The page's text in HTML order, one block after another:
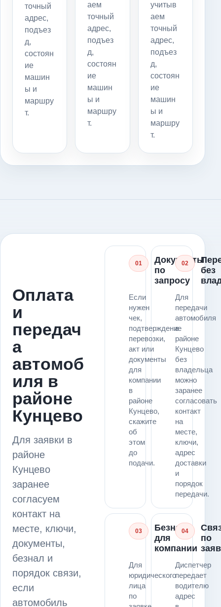
точный
адрес,
подъез
д,
состоян
ие
машин
ы и
маршру
т.
аем
точный
адрес,
подъез
д,
состоян
ие
машин
ы и
маршру
т.
учитыв
аем
точный
адрес,
подъез
д,
состоян
ие
машин
ы и
маршру
т.
Оплата
и
передач
а
автомоб
иля в
районе
Кунцево
Для заявки в
районе
Кунцево
заранее
согласуем
контакт на
месте, ключи,
документы,
безнал и
порядок связи,
если
автомобиль
01
Документы
по
запросу
Если
нужен
чек,
подтверждение
перевозки,
акт или
документы
для
компании
в
районе
Кунцево,
скажите
об
этом
до
подачи.
02
без
Для
передачи
автомобиля
в
районе
Кунцево
без
владельца
можно
заранее
согласовать
контакт
на
месте,
ключи,
адрес
доставки
и
порядок
передачи.
03
Безнал
для
компании
Для
юридического
лица
по
04
по
Диспетчер
передает
водителю
адрес